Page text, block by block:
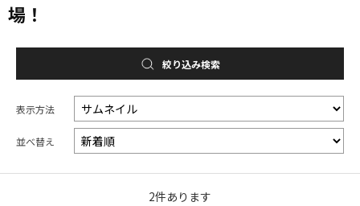
場！
絞り込み検索
表示方法
並べ替え
2件あります